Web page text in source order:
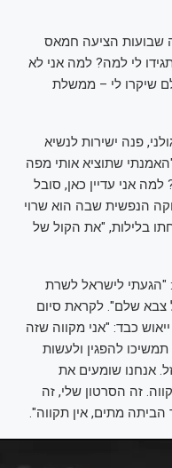
שבועות הציעה חמאס
לי למה? למה אני לא
שיקרו לי – ממשלת
פנה ישירות לנשיא
שתוציא אותי מפה
אני עדיין כאן, סובל
הנפשית שבה הוא שרוי
בלילות, "את הקול של
אמר: "הגעתי לישראל לשרת
צבא שלם". לקראת סיום
כבד: "אני מקווה שזה
להפגין ולעשות
אנחנו שומעים את
זה הסרטון שלי, זה
הביתה מתים, אין תקווה".